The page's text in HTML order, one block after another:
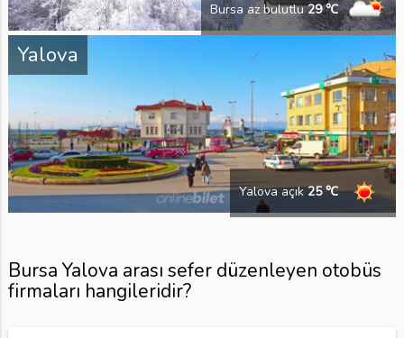
Bursa az bulutlu29 ℃
Yalova
Yalova açık25 ℃
Bursa Yalova arası sefer düzenleyen otobüs
firmaları hangileridir?